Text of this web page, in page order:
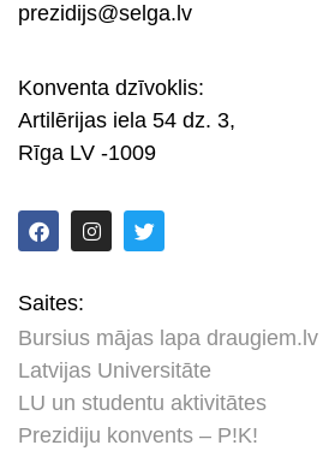
prezidijs@selga.lv
Konventa dzīvoklis:
Artilērijas iela 54 dz. 3,
Rīga LV -1009
Saites:
Bursius mājas lapa draugiem.lv
Latvijas Universitāte
LU un studentu aktivitātes
Prezidiju konvents – P!K!